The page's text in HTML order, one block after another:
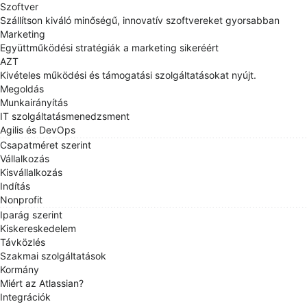
Szoftver
Szállítson kiváló minőségű, innovatív szoftvereket gyorsabban
Marketing
Együttműködési stratégiák a marketing sikeréért
AZT
Kivételes működési és támogatási szolgáltatásokat nyújt.
Megoldás
Munkairányítás
IT szolgáltatásmenedzsment
Agilis és DevOps
Csapatméret szerint
Vállalkozás
Kisvállalkozás
Indítás
Nonprofit
Iparág szerint
Kiskereskedelem
Távközlés
Szakmai szolgáltatások
Kormány
Miért az Atlassian?
Integrációk